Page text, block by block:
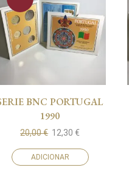
BNC PORTUGAL
1990
20,00€ 12,30€
ADICIONAR